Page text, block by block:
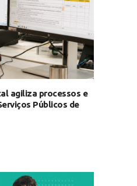
agiliza processos e
Públicos de